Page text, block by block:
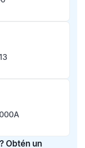
Obtén un